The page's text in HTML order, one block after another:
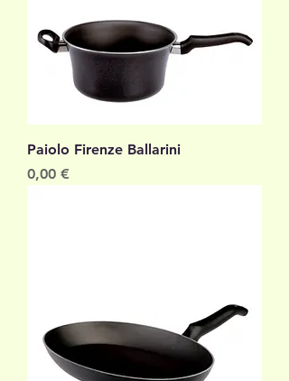
Paiolo Firenze Ballarini
Prezzo
0,00 €